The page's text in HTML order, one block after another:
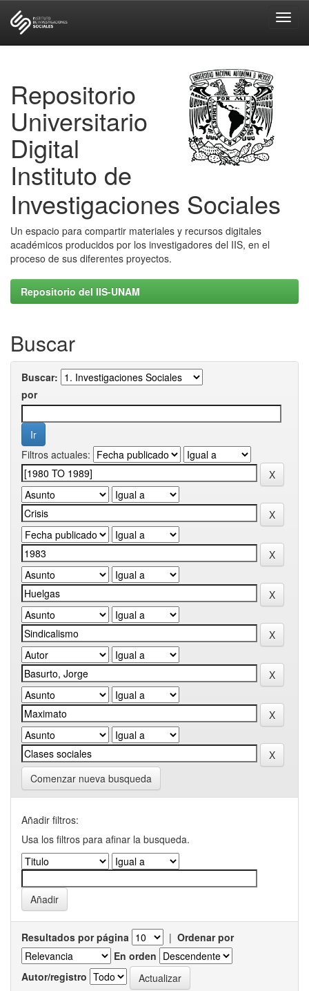
Repositorio
Universitario
Digital
Instituto de
Investigaciones Sociales
Un espacio para compartir materiales y recursos digitales
académicos producidos por los investigadores del IIS, en el
proceso de sus diferentes proyectos.
Repositorio del IIS-UNAM
Buscar
Buscar:
por
Filtros actuales:
Comenzar nueva busqueda
Añadir filtros:
Usa los filtros para afinar la busqueda.
Resultados por página | Ordenar por
En orden
Autor/registro